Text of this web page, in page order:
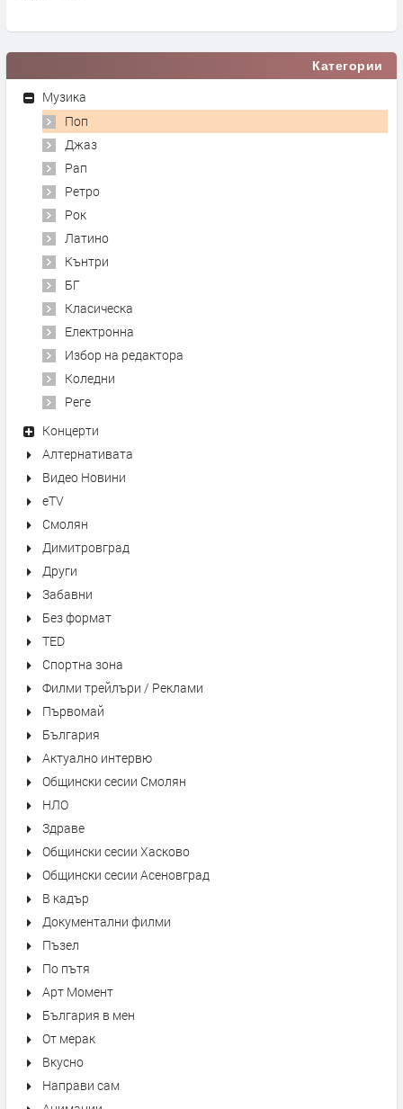
Категории
Музика
Поп
Джаз
Рап
Ретро
Рок
Латино
Кънтри
БГ
Класическа
Електронна
Избор на редактора
Коледни
Реге
Концерти
Алтернативата
Видео Новини
eTV
Смолян
Димитровград
Други
Забавни
Без формат
TED
Спортна зона
Филми трейлъри / Реклами
Първомай
България
Актуално интервю
Общински сесии Смолян
НЛО
Здраве
Общински сесии Хасково
Общински сесии Асеновград
В кадър
Документални филми
Пъзел
По пътя
Арт Момент
България в мен
От мерак
Вкусно
Направи сам